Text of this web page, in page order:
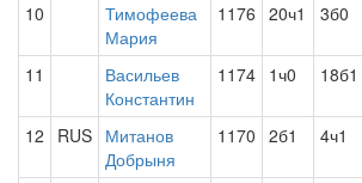
10
Тимофеева
Мария
1176 20ч1 3б0
11
Васильев
Константин
1174 1ч0 18б1
12 RUS Митанов
Добрыня
1170 2б1 4ч1